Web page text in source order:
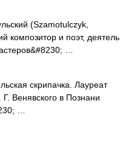
(Szamotulczyk,
композитор и поэт, деятель
…
скрипачка. Лауреат
Венявского в Познани
…